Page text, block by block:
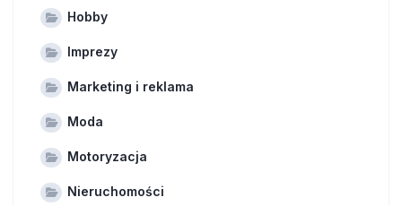
Hobby
Imprezy
Marketing i reklama
Moda
Motoryzacja
Nieruchomości